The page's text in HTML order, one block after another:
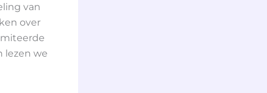
van
over
lezen we